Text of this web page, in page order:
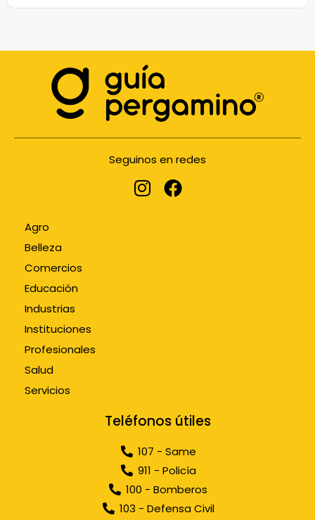
Seguinos en redes
Agro
Belleza
Comercios
Educación
Industrias
Instituciones
Profesionales
Salud
Servicios
Teléfonos útiles
107 - Same
911 - Policía
100 - Bomberos
103 - Defensa Civil